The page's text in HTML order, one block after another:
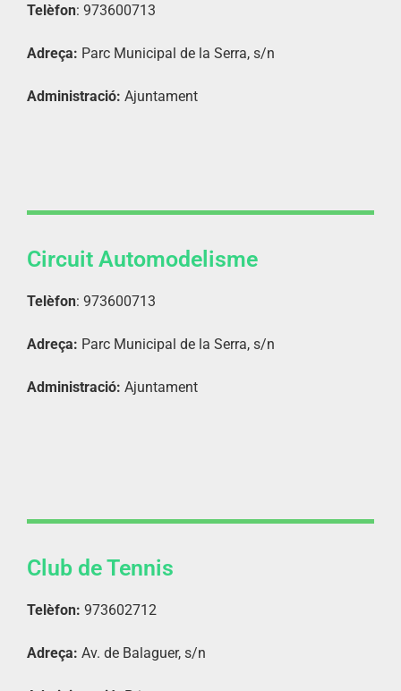
Telèfon: 973600713
Adreça: Parc Municipal de la Serra, s/n
Administració: Ajuntament
Circuit Automodelisme
Telèfon: 973600713
Adreça: Parc Municipal de la Serra, s/n
Administració: Ajuntament
Club de Tennis
Telèfon: 973602712
Adreça: Av. de Balaguer, s/n